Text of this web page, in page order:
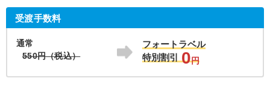
受渡手数料
通常
550円（税込）
フォートラベル
特別割引
0円